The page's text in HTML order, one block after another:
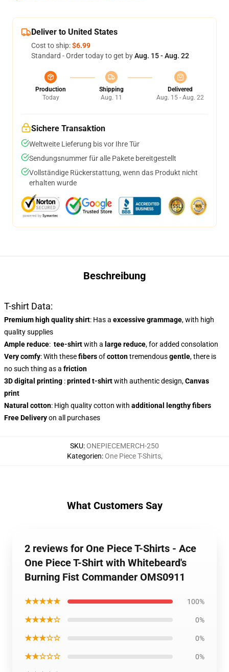
Deliver to United States
Cost to ship:$6.99
Standard - Order today to get byAug. 15 - Aug. 22
Production
Today
Shipping
Aug. 11
Delivered
Aug. 15 - Aug. 22
Sichere Transaktion
Weltweite Lieferung bis vor Ihre Tür
Sendungsnummer für alle Pakete bereitgestellt
Vollständige Rückerstattung, wenn das Produkt nicht
erhalten wurde
Beschreibung
T-shirt Data:
Premium high quality shirt: Has a excessive grammage, with high
quality supplies
Ample reduce: tee-shirtwith a large reduce, for added consolation
Very comfy: With thesefibersofcottontremendousgentle, there is
no such thing as a friction
3D digital printing :printed t-shirtwith authentic design,Canvas
print
Natural cotton: High quality cotton with additional lengthy fibers
Free Deliveryon all purchases
SKU:ONEPIECEMERCH-250
Kategorien:One Piece T-Shirts,
What Customers Say
2 reviews for One Piece T-Shirts - Ace
One Piece T-Shirt with Whitebeard's
Burning Fist Commander OMS0911
★★★★★ 100%
★★★★☆ 0%
★★★☆☆ 0%
★★☆☆☆ 0%